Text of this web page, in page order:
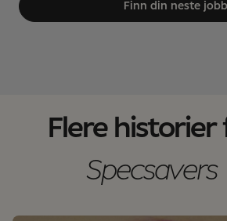
Finn din neste jobb
Flere historier
Specsavers